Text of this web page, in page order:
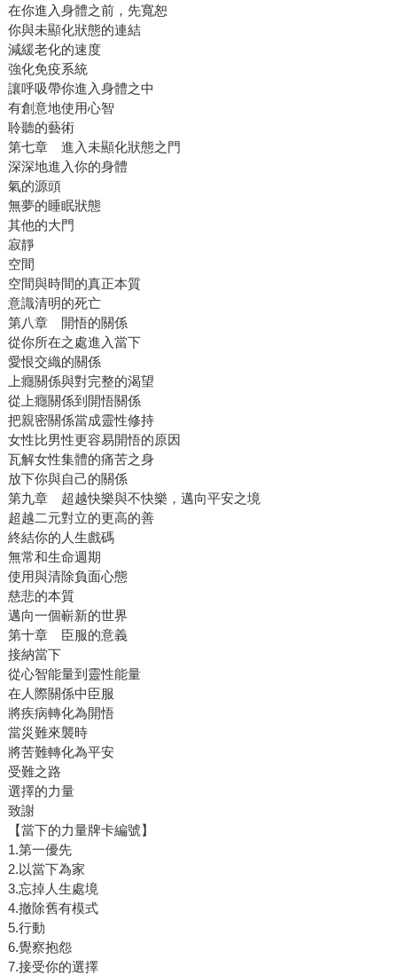
在你進入身體之前，先寬恕
你與未顯化狀態的連結
減緩老化的速度
強化免疫系統
讓呼吸帶你進入身體之中
有創意地使用心智
聆聽的藝術
第七章 進入未顯化狀態之門
深深地進入你的身體
氣的源頭
無夢的睡眠狀態
其他的大門
寂靜
空間
空間與時間的真正本質
意識清明的死亡
第八章 開悟的關係
從你所在之處進入當下
愛恨交織的關係
上癮關係與對完整的渴望
從上癮關係到開悟關係
把親密關係當成靈性修持
女性比男性更容易開悟的原因
瓦解女性集體的痛苦之身
放下你與自己的關係
第九章 超越快樂與不快樂，邁向平安之境
超越二元對立的更高的善
終結你的人生戲碼
無常和生命週期
使用與清除負面心態
慈悲的本質
邁向一個嶄新的世界
第十章 臣服的意義
接納當下
從心智能量到靈性能量
在人際關係中臣服
將疾病轉化為開悟
當災難來襲時
將苦難轉化為平安
受難之路
選擇的力量
致謝
【當下的力量牌卡編號】
1.第一優先
2.以當下為家
3.忘掉人生處境
4.撤除舊有模式
5.行動
6.覺察抱怨
7.接受你的選擇